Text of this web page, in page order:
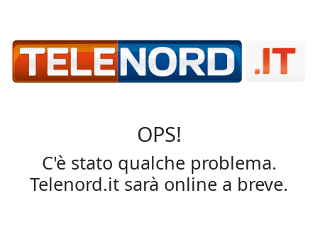
OPS!
C'è stato qualche problema.
Telenord.it sarà online a breve.